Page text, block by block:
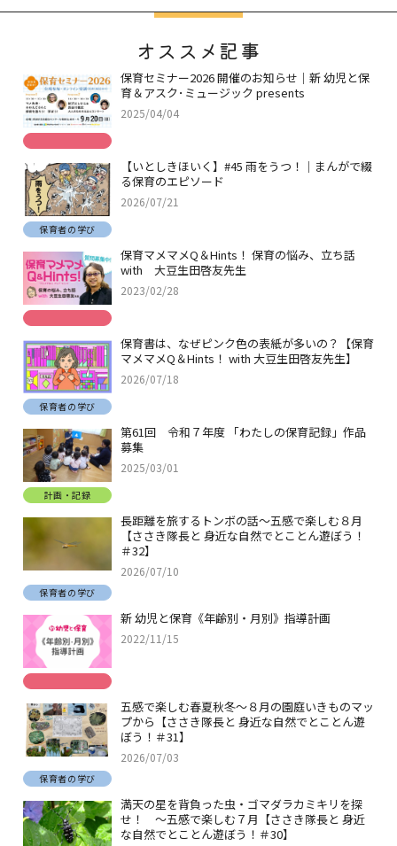
オススメ記事
保育セミナー2026 開催のお知らせ｜新 幼児と保
育＆アスク･ミュージック presents
2025/04/04
【いとしきほいく】#45 雨をうつ！｜まんがで綴
る保育のエピソード
2026/07/21
保育者の学び
保育マメマメQ＆Hints！ 保育の悩み、立ち話
with 大豆生田啓友先生
2023/02/28
保育書は、なぜピンク色の表紙が多いの？【保育
マメマメQ＆Hints！ with 大豆生田啓友先生】
2026/07/18
保育者の学び
第61回 令和７年度 「わたしの保育記録」作品
募集
2025/03/01
計画・記録
長距離を旅するトンボの話～五感で楽しむ８月
【ささき隊長と 身近な自然でとことん遊ぼう！
＃32】
2026/07/10
保育者の学び
新 幼児と保育《年齢別・月別》指導計画
2022/11/15
五感で楽しむ春夏秋冬～８月の園庭いきものマッ
プから【ささき隊長と 身近な自然でとことん遊
ぼう！＃31】
2026/07/03
保育者の学び
満天の星を背負った虫・ゴマダラカミキリを探
せ！ ～五感で楽しむ７月【ささき隊長と 身近
な自然でとことん遊ぼう！＃30】